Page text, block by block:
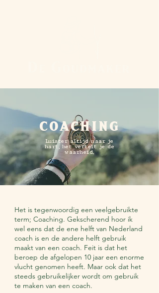
COACHING
Luister altijd naar je
hart, het vertelt je de
waarheid.
Het is tegenwoordig een veelgebruikte
term; Coaching. Gekscherend hoor ik
wel eens dat de ene helft van Nederland
coach is en de andere helft gebruik
maakt van een coach. Feit is dat het
beroep de afgelopen 10 jaar een enorme
vlucht genomen heeft. Maar ook dat het
steeds gebruikelijker wordt om gebruik
te maken van een coach.